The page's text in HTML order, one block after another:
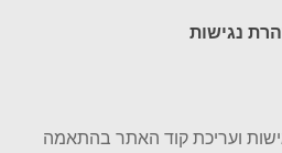
נגישות
ועריכת קוד האתר בהתאמה